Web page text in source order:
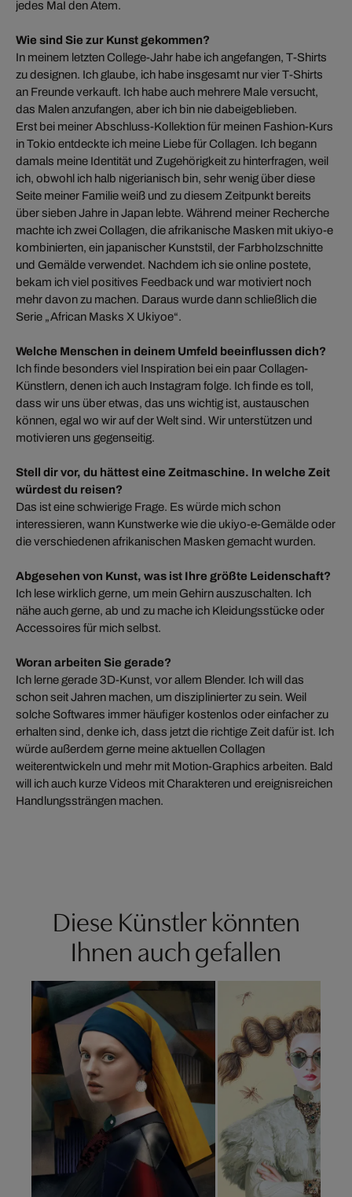
jedes MaI den Atem.
Wie sind Sie zur Kunst gekommen?
In meinem letzten College-Jahr habe ich angefangen, T-Shirts
zu designen. Ich glaube, ich habe insgesamt nur vier T-Shirts
an Freunde verkauft. Ich habe auch mehrere Male versucht,
das Malen anzufangen, aber ich bin nie dabeigeblieben.
Erst bei meiner Abschluss-Kollektion für meinen Fashion-Kurs
in Tokio entdeckte ich meine Liebe für Collagen. Ich begann
damals meine Identität und Zugehörigkeit zu hinterfragen, weil
ich, obwohl ich halb nigerianisch bin, sehr wenig über diese
Seite meiner Familie weiß und zu diesem Zeitpunkt bereits
über sieben Jahre in Japan lebte. Während meiner Recherche
machte ich zwei Collagen, die afrikanische Masken mit ukiyo-e
kombinierten, ein japanischer Kunststil, der Farbholzschnitte
und Gemälde verwendet. Nachdem ich sie online postete,
bekam ich viel positives Feedback und war motiviert noch
mehr davon zu machen. Daraus wurde dann schließlich die
Serie „African Masks X Ukiyoe“.
Welche Menschen in deinem Umfeld beeinflussen dich?
Ich finde besonders viel Inspiration bei ein paar Collagen-
Künstlern, denen ich auch Instagram folge. Ich finde es toll,
dass wir uns über etwas, das uns wichtig ist, austauschen
können, egal wo wir auf der Welt sind. Wir unterstützen und
motivieren uns gegenseitig.
Stell dir vor, du hättest eine Zeitmaschine. In welche Zeit
würdest du reisen?
Das ist eine schwierige Frage. Es würde mich schon
interessieren, wann Kunstwerke wie die ukiyo-e-Gemälde oder
die verschiedenen afrikanischen Masken gemacht wurden.
Abgesehen von Kunst, was ist Ihre größte Leidenschaft?
Ich lese wirklich gerne, um mein Gehirn auszuschalten. Ich
nähe auch gerne, ab und zu mache ich Kleidungsstücke oder
Accessoires für mich selbst.
Woran arbeiten Sie gerade?
Ich lerne gerade 3D-Kunst, vor allem Blender. Ich will das
schon seit Jahren machen, um disziplinierter zu sein. Weil
solche Softwares immer häufiger kostenlos oder einfacher zu
erhalten sind, denke ich, dass jetzt die richtige Zeit dafür ist. Ich
würde außerdem gerne meine aktuellen Collagen
weiterentwickeln und mehr mit Motion-Graphics arbeiten. Bald
will ich auch kurze Videos mit Charakteren und ereignisreichen
Handlungssträngen machen.
Diese Künstler könnten
Ihnen auch gefallen